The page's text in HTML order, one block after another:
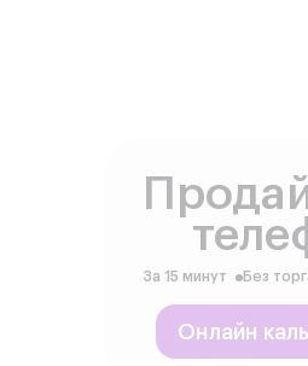
За 15 минут Без
Онлайн